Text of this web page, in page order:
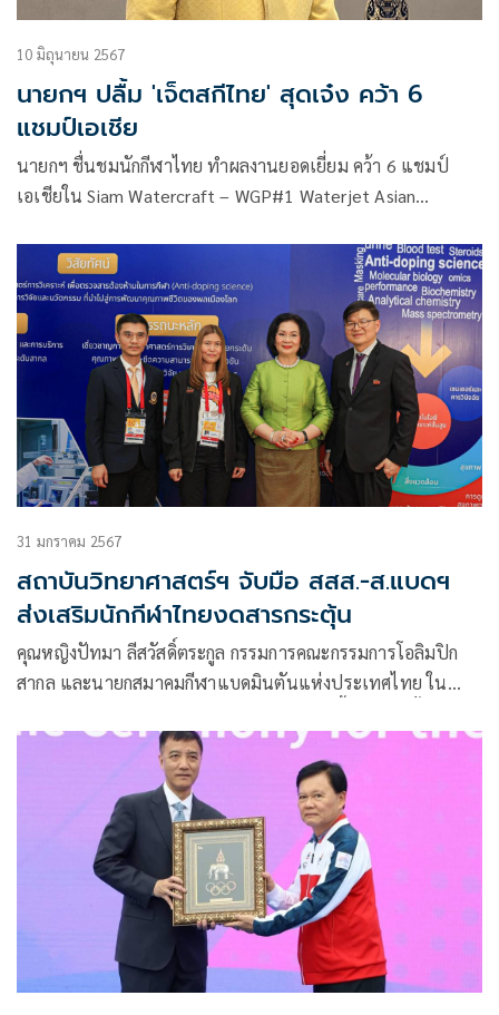
10 มิถุนายน 2567
นายกฯ ปลื้ม 'เจ็ตสกีไทย' สุดเจ๋ง คว้า 6
แชมป์เอเชีย
นายกฯ ชื่นชมนักกีฬาไทย ทำผลงานยอดเยี่ยม คว้า 6 แชมป์
เอเชียใน Siam Watercraft – WGP#1 Waterjet Asian
31 มกราคม 2567
สถาบันวิทยาศาสตร์ฯ จับมือ สสส.-ส.แบดฯ
ส่งเสริมนักกีฬาไทยงดสารกระตุ้น
คุณหญิงปัทมา ลีสวัสดิ์ตระกูล กรรมการคณะกรรมการโอลิมปิก
สากล และนายกสมาคมกีฬาแบดมินตันแห่งประเทศไทย ใน
หน่วยงานทั้งสองได้เข้าร่วมจัดนิทรรศการและกิจกรรม กับทาง
สมาคมกีฬาแบดมินตันฯ ที่พิเศษกว่านั้นคือ การประกาศให้
นักกีฬาระดับโลก ให้หน่วยงานกีฬาระดับนานาชาติ ได้แก่
Badminton World Federation หรือ BWF ได้ทราบว่า
ประเทศไทยมี ศูนย์ตรวจสอบสารต้องห้ามในนักกีฬา “สถาบัน
วิทยาศาสตร์การวิเคราะห์และตรวจสารในการกีฬา”
มหาวิทยาลัยมหิดล จัดตั้งขึ้นในประเทศไทยตามมาตรฐานสากล
โดยการเสนอของการกีฬาแห่งประเทศไทยเพื่อเป็นการส่งเสริม
ให้การกีฬาของประเทศเป็นที่ยอมรับในระดับนานาชาติ นับ